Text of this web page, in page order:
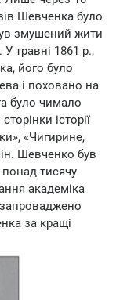
Шевченка було
змушений жити
травні 1861 р.,
його було
і поховано на
було чимало
історії
«Чигирине,
Шевченко був
тисячу
академіка
запроваджено
за кращі